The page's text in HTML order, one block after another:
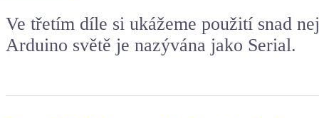
Ve třetím díle si ukážeme použití snad
Arduino světě je nazývána jako Serial.